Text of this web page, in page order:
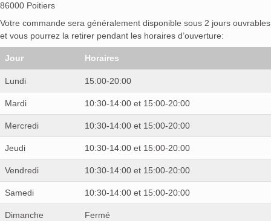
86000 Poitiers
Votre commande sera généralement disponible sous 2 jours ouvrables
et vous pourrez la retirer pendant les horaires d’ouverture:
Jour Horaires
Lundi 15:00-20:00
Mardi 10:30-14:00 et 15:00-20:00
Mercredi 10:30-14:00 et 15:00-20:00
Jeudi 10:30-14:00 et 15:00-20:00
Vendredi 10:30-14:00 et 15:00-20:00
Samedi 10:30-14:00 et 15:00-20:00
Dimanche Fermé